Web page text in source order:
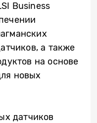
Business
а также
на основе
новых
датчиков